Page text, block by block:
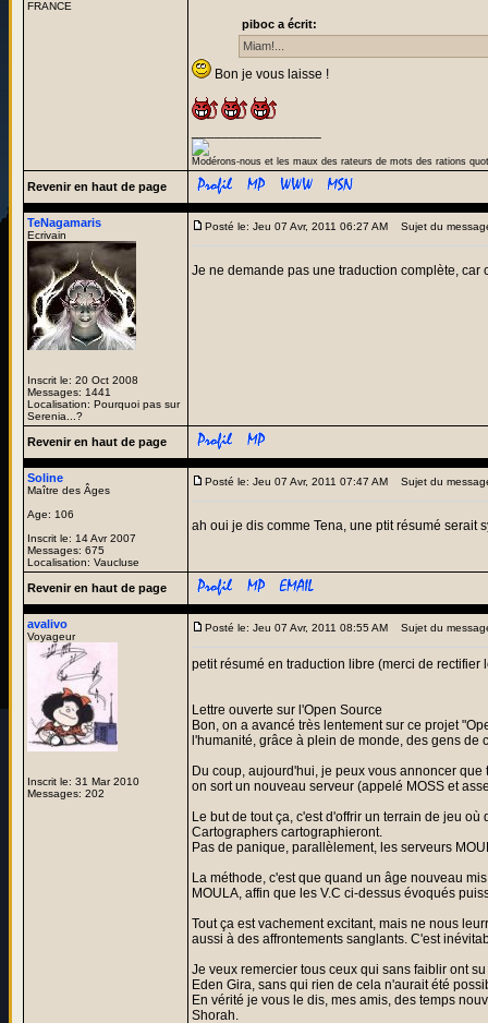
FRANCE
piboc a écrit:
Miam!...
Bon je vous laisse !
Modérons-nous et les maux des rateurs de mots des rations
Revenir en haut de page
TeNagamaris
Ecrivain
Inscrit le: 20 Oct 2008
Messages: 1441
Localisation: Pourquoi pas sur
Serenia...?
Posté le: Jeu 07 Avr, 2011 06:27 AM Sujet du
Je ne demande pas une traduction complète,
Revenir en haut de page
Soline
Maître des Âges
Age: 106
Inscrit le: 14 Avr 2007
Messages: 675
Localisation: Vaucluse
Posté le: Jeu 07 Avr, 2011 07:47 AM Sujet du
ah oui je dis comme Tena, une ptit résumé serait
Revenir en haut de page
avalivo
Voyageur
Inscrit le: 31 Mar 2010
Messages: 202
Posté le: Jeu 07 Avr, 2011 08:55 AM Sujet du
petit résumé en traduction libre (merci de rectifier
Lettre ouverte sur l'Open Source
Bon, on a avancé très lentement sur ce projet
l'humanité, grâce à plein de monde, des gens de
Du coup, aujourd'hui, je peux vous annoncer
on sort un nouveau serveur (appelé MOSS et
Le but de tout ça, c'est d'offrir un terrain de jeu
Cartographers cartographieront.
Pas de panique, parallèlement, les serveurs
La méthode, c'est que quand un âge nouveau
MOULA, affin que les V.C ci-dessus évoqués
Tout ça est vachement excitant, mais ne nous
aussi à des affrontements sanglants. C'est
Je veux remercier tous ceux qui sans faiblir ont
Eden Gira, sans qui rien de cela n'aurait été
En vérité je vous le dis, mes amis, des temps
Shorah.